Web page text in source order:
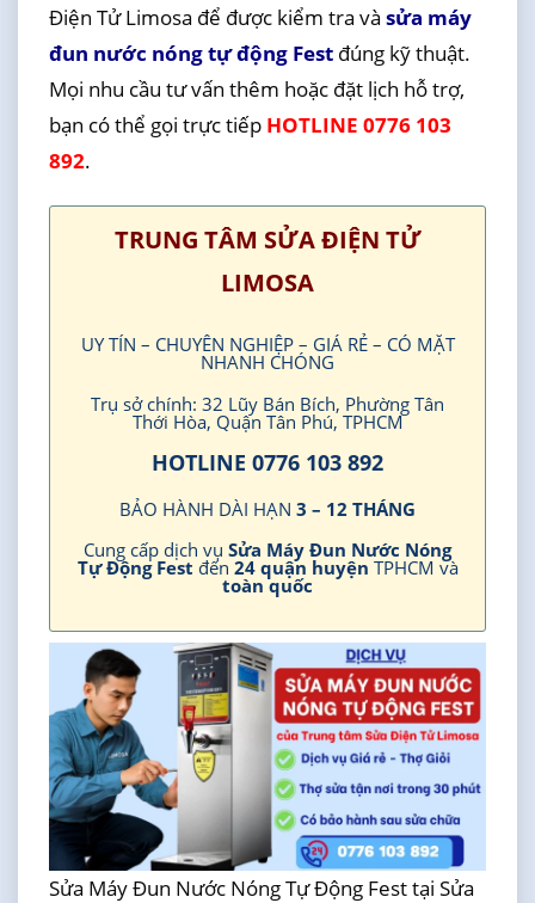
Điện Tử Limosa để được kiểm tra và sửa máy
đun nước nóng tự động Festđúng kỹ thuật.
Mọi nhu cầu tư vấn thêm hoặc đặt lịch hỗ trợ,
bạn có thể gọi trực tiếp HOTLINE 0776 103
892.
TRUNG TÂM SỬA ĐIỆN TỬ
LIMOSA
UY TÍN – CHUYÊN NGHIỆP – GIÁ RẺ – CÓ MẶT
NHANH CHÓNG
Trụ sở chính: 32 Lũy Bán Bích, Phường Tân
Thới Hòa, Quận Tân Phú, TPHCM
HOTLINE 0776 103 892
BẢO HÀNH DÀI HẠN 3 – 12 THÁNG
Cung cấp dịch vụ Sửa Máy Đun Nước Nóng
Tự Động Fest đến 24 quận huyện TPHCM và
toàn quốc
Sửa Máy Đun Nước Nóng Tự Động Fest tại Sửa